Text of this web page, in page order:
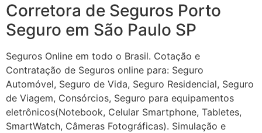
Corretora de Seguros Porto
Seguro em São Paulo SP
Seguros Online em todo o Brasil. Cotação e
Contratação de Seguros online para: Seguro
Automóvel, Seguro de Vida, Seguro Residencial, Seguro
de Viagem, Consórcios, Seguro para equipamentos
eletrônicos(Notebook, Celular Smartphone, Tabletes,
SmartWatch, Câmeras Fotográficas). Simulação e